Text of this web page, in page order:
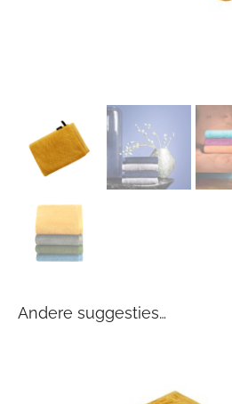
Andere suggesties…